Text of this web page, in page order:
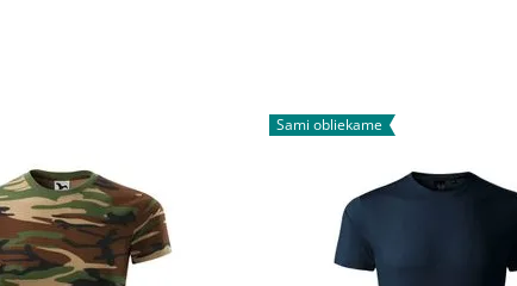
Sami obliekame